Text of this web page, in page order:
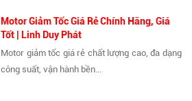
Motor Giảm Tốc Giá Rẻ Chính Hãng, Giá
Tốt | Linh Duy Phát
Motor giảm tốc giá rẻ chất lượng cao, đa dạng
công suất, vận hành bền...